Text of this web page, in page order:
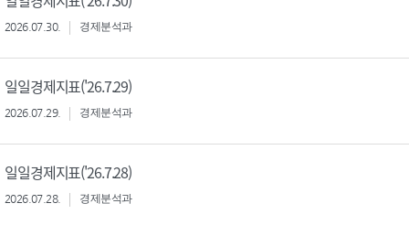
2026.07.30. 경제분석과
일일경제지표('26.7.29)
2026.07.29. 경제분석과
일일경제지표('26.7.28)
2026.07.28. 경제분석과